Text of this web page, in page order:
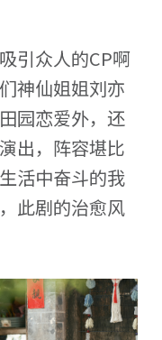
引众人的CP啊
神仙姐姐刘亦
园恋爱外，还
出，阵容堪比
活中奋斗的我
此剧的治愈风